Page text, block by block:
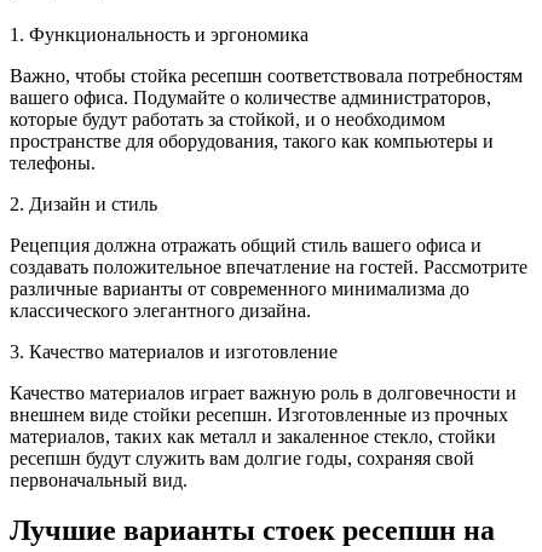
1. Функциональность и эргономика
Важно, чтобы стойка ресепшн соответствовала потребностям
вашего офиса. Подумайте о количестве администраторов,
которые будут работать за стойкой, и о необходимом
пространстве для оборудования, такого как компьютеры и
телефоны.
2. Дизайн и стиль
Рецепция должна отражать общий стиль вашего офиса и
создавать положительное впечатление на гостей. Рассмотрите
различные варианты от современного минимализма до
классического элегантного дизайна.
3. Качество материалов и изготовление
Качество материалов играет важную роль в долговечности и
внешнем виде стойки ресепшн. Изготовленные из прочных
материалов, таких как металл и закаленное стекло, стойки
ресепшн будут служить вам долгие годы, сохраняя свой
первоначальный вид.
Лучшие варианты стоек ресепшн на